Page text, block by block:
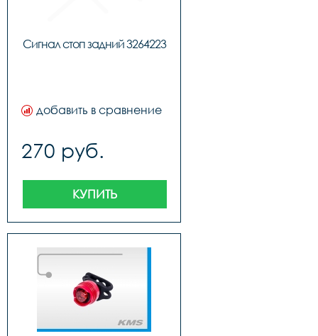
Сигнал стоп задний 3264223
добавить в сравнение
270 руб.
КУПИТЬ